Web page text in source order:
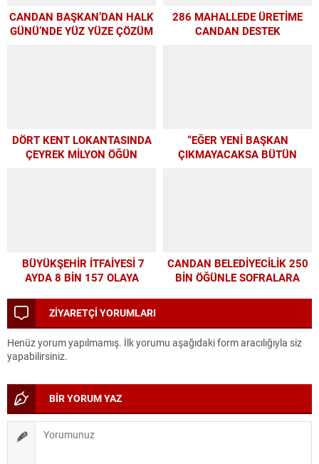
CANDAN BAŞKAN’DAN HALK
GÜNÜ’NDE YÜZ YÜZE ÇÖZÜM
286 MAHALLEDE ÜRETİME
CANDAN DESTEK
DÖRT KENT LOKANTASINDA
ÇEYREK MİLYON ÖĞÜN
“EĞER YENİ BAŞKAN
ÇIKMAYACAKSA BÜTÜN
BÜYÜKŞEHİR İTFAİYESİ 7
AYDA 8 BİN 157 OLAYA
CANDAN BELEDİYECİLİK 250
BİN ÖĞÜNLE SOFRALARA
ZİYARETÇİ YORUMLARI
Henüz yorum yapılmamış. İlk yorumu aşağıdaki form aracılığıyla siz
yapabilirsiniz.
BİR YORUM YAZ